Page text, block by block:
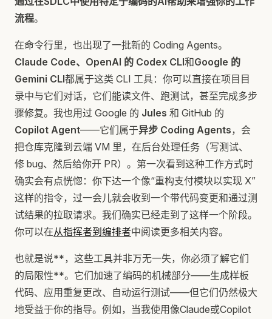
流程。
在命令行里，也出现了一批新的 Coding Agents。
Claude Code、OpenAI 的 Codex CLI和Google 的
Gemini CLI都属于这类 CLI 工具：你可以直接在项目目
录中与它们对话，它们能读文件、跑测试，甚至完成多步
骤修复。我也用过 Google 的 Jules 和 GitHub 的
Copilot Agent——它们属于异步 Coding Agents，会
把仓库克隆到云端 VM 里，在后台处理任务（写测试、
修 bug、然后给你开 PR）。第一次看到这种工作方式时
确实会有点恍惚：你下达一个像“重构支付模块以实现 X”
这样的指令，过一会儿就会收到一个带代码变更和通过测
试结果的拉取请求。我们确实已经走到了这样一个阶段。
你可以在从指挥者到编排者中阅读更多相关内容。
也就是说**，这些工具并非万无一失，你必须了解它们
的局限性**。它们加速了编码的机械部分——生成样板
代码、应用重复更改、自动运行测试——但它们仍然极大
地受益于你的指导。例如，当我使用像Claude或Copilot